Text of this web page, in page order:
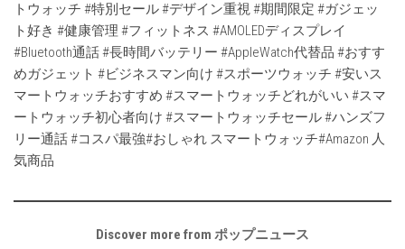
トウォッチ #特別セール #デザイン重視 #期間限定 #ガジェッ
ト好き #健康管理 #フィットネス #AMOLEDディスプレイ
#Bluetooth通話 #長時間バッテリー #AppleWatch代替品 #おすす
めガジェット #ビジネスマン向け #スポーツウォッチ #安いス
マートウォッチおすすめ #スマートウォッチどれがいい #スマ
ートウォッチ初心者向け #スマートウォッチセール #ハンズフ
リー通話 #コスパ最強#おしゃれ スマートウォッチ#Amazon 人
気商品
Discover more from ポップニュース